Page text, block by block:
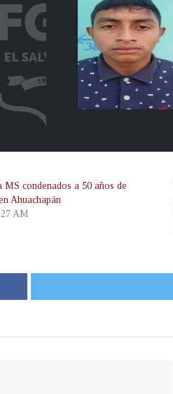
condenados a 50 años de
Ahuachapán
AM